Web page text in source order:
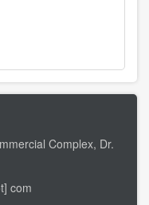
Complex, Dr.
com